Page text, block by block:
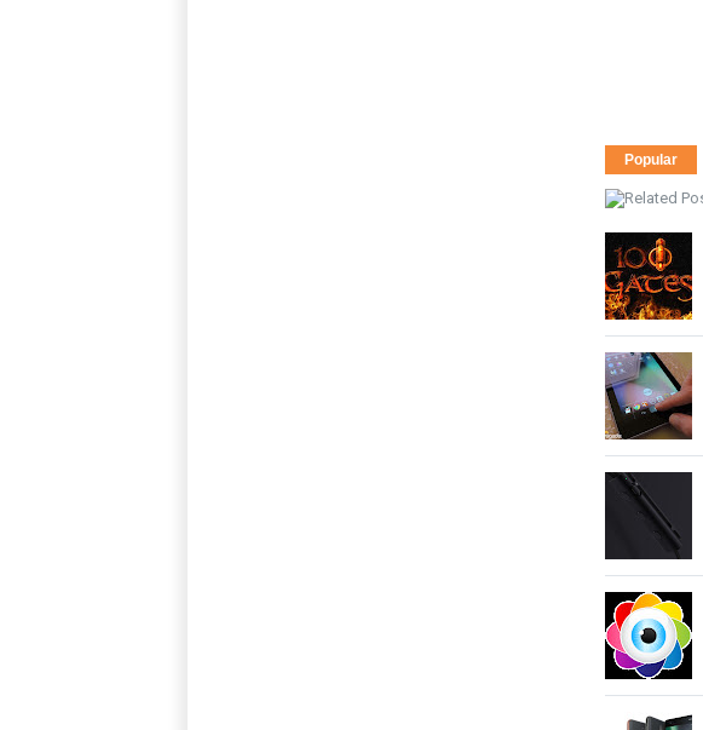
Popular